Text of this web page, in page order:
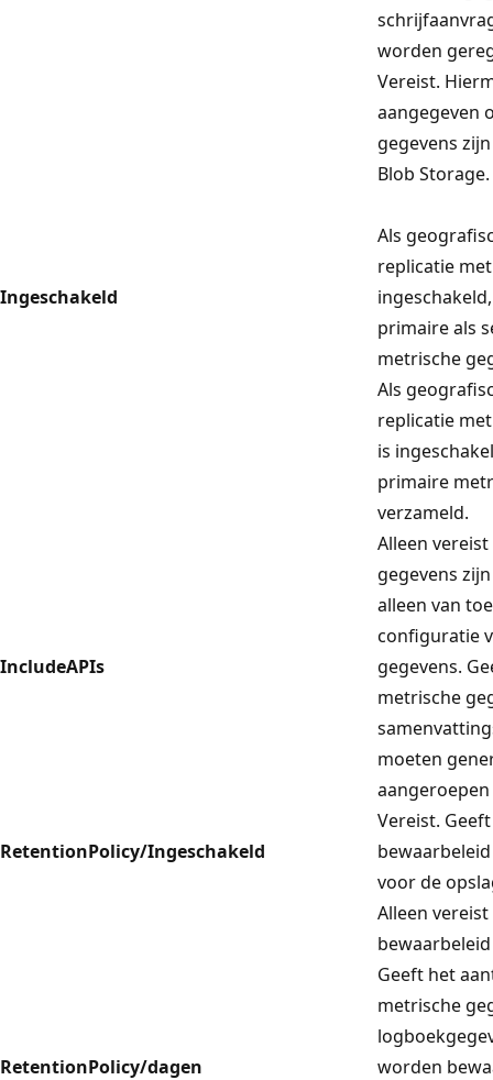
worden
Ingeschakeld
Vereist.
aangegeven
gegevens
Blob Storage.
Als
replicatie
primaire als
metrische
Als
replicatie
is
primaire
verzameld.
IncludeAPIs
Alleen
gegevens
alleen van
configuratie
gegevens.
metrische
moeten
RetentionPolicy/Ingeschakeld
Vereist.
voor de
RetentionPolicy/dagen
Alleen vereist
Geeft het
metrische
worden